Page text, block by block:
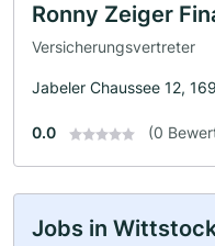
Ronny Zeiger
Versicherungsvertreter
Jabeler Chaussee 12,
0.0 (0
Jobs in